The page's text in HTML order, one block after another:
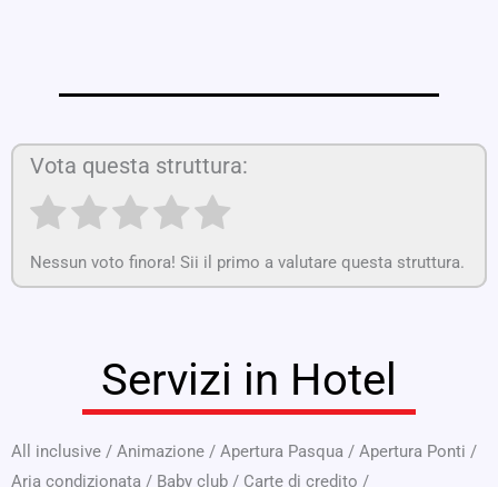
Vota questa struttura:
Nessun voto finora! Sii il primo a valutare questa struttura.
Servizi in Hotel
All inclusive / Animazione / Apertura Pasqua / Apertura Ponti /
Aria condizionata / Baby club / Carte di credito /